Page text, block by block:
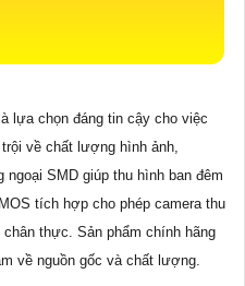
lựa chọn đáng tin cậy cho việc
về chất lượng hình ảnh,
SMD giúp thu hình ban đêm
tích hợp cho phép camera thu
thực. Sản phẩm chính hãng
về nguồn gốc và chất lượng.